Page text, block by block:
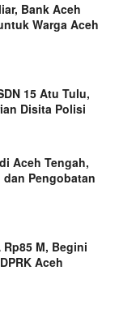
Bank Aceh
Warga Aceh
15 Atu Tulu,
Disita Polisi
Aceh Tengah,
dan Pengobatan
M, Begini
Aceh